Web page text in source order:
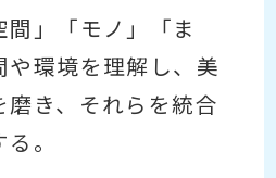
」「モノ」「ま
や環境を理解し、美
き、それらを統合
。